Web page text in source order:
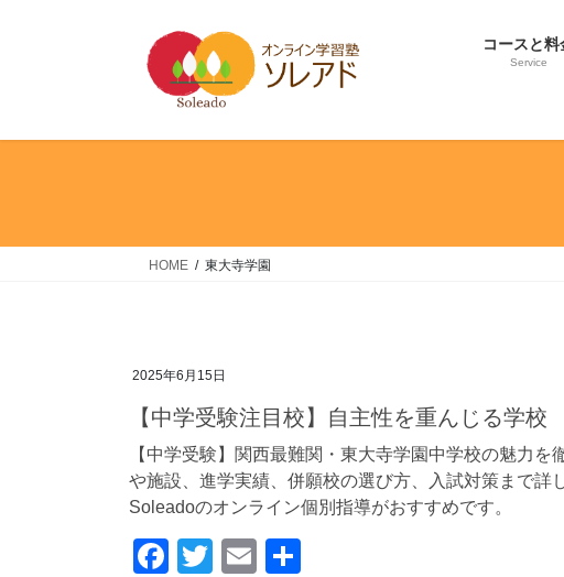
へ
プ
ョ
動
コースと料
Service
HOME 東大寺学園
2025年6月15日
【中学受験注目校】自主性を重んじる学
【中学受験】関西最難関・東大寺学園中学校の魅力
や施設、進学実績、併願校の選び方、入試対策まで詳
Soleadoのオンライン個別指導がおすすめです。
F
T
E